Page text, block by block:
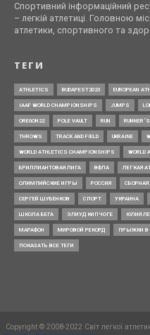
Спортивний інформаційний
– легкій атлетиці. Головною
атлетики, спортивного та
ТЕГИ
ATHLETICS BUDAPEST2023 EUROPEAN
IAAF WORLD CHAMPIONSHIPS JUMPS
OREGON22 POLE VAULT RUN
THROWS TRACK AND FIELD UKRAINE
WORLD ATHLETICS CHAMPIONSHIPS WORLD
БРИЛЛИАНТОВАЯ ЛИГА ВФЛА ЛЕГКАЯ
ОЛИМПИЙСКИЕ ИГРЫ РОССИЯ СБОРНАЯ
СЕРГЕЙ ШУБЕНКОВ СПОРТ УКРАИНА
ШКОЛА БЕГА ЭЛИУД КИПЧОГЕ ЮЛИЯ
МАРАФОН МИРОВОЙ РЕКОРД ПРЫЖКИ В
ПОКАЗАТЬ ВСЕ ТЕГИ
Copyright © 2008-2022 Світ легкої